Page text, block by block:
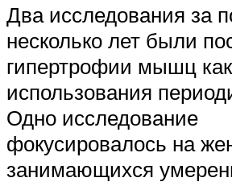
Два исследования за
несколько лет были
гипертрофии мышц как
использования
Одно исследование
фокусировалось на
занимающихся